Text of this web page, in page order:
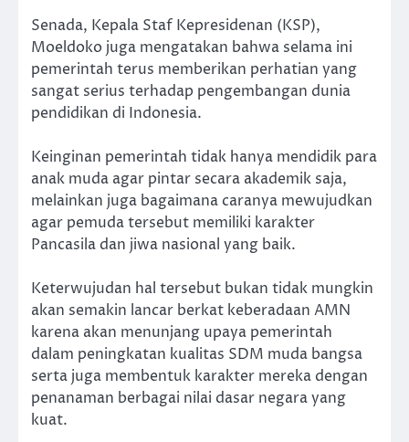
Senada, Kepala Staf Kepresidenan (KSP),
Moeldoko juga mengatakan bahwa selama ini
pemerintah terus memberikan perhatian yang
sangat serius terhadap pengembangan dunia
pendidikan di Indonesia.
Keinginan pemerintah tidak hanya mendidik para
anak muda agar pintar secara akademik saja,
melainkan juga bagaimana caranya mewujudkan
agar pemuda tersebut memiliki karakter
Pancasila dan jiwa nasional yang baik.
Keterwujudan hal tersebut bukan tidak mungkin
akan semakin lancar berkat keberadaan AMN
karena akan menunjang upaya pemerintah
dalam peningkatan kualitas SDM muda bangsa
serta juga membentuk karakter mereka dengan
penanaman berbagai nilai dasar negara yang
kuat.